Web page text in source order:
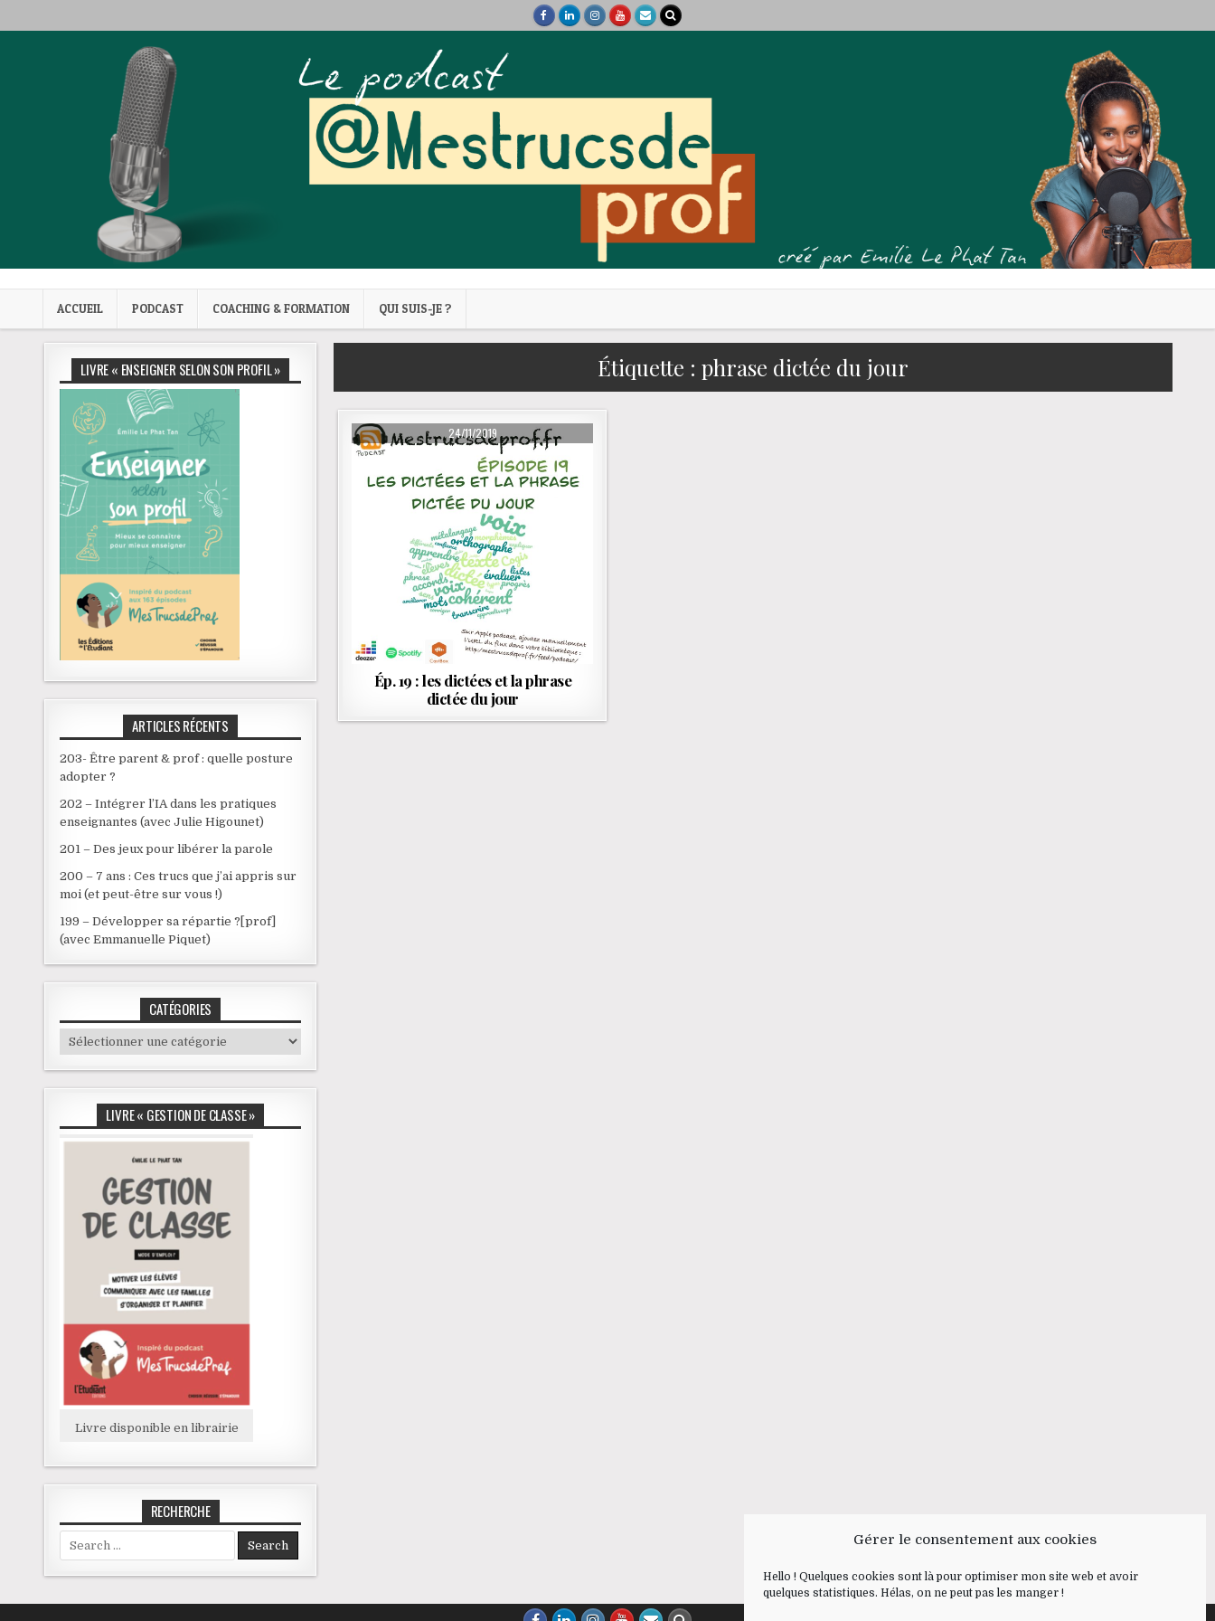
Gérer le consentement aux cookies
Hello ! Quelques cookies sont là pour optimiser mon site web et avoir
quelques statistiques. Hélas, on ne peut pas les manger !
Mes trucs de prof
ACCUEIL PODCAST COACHING & FORMATION QUI SUIS-JE ?
Étiquette :phrase dictée du jour
PUBLISHED DATE:
24/11/2019
Ép. 19 : les dictées et la phrase
dictée du jour
LIVRE « ENSEIGNER SELON SON PROFIL »
ARTICLES RÉCENTS
203- Être parent & prof : quelle posture
adopter ?
202 – Intégrer l’IA dans les pratiques
enseignantes (avec Julie Higounet)
201 – Des jeux pour libérer la parole
200 – 7 ans : Ces trucs que j’ai appris sur
moi (et peut-être sur vous !)
199 – Développer sa répartie ?[prof]
(avec Emmanuelle Piquet)
CATÉGORIES
Catégories
LIVRE « GESTION DE CLASSE »
Livre disponible en librairie
RECHERCHE
Search for: